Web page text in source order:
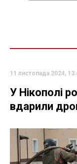
11 листопада 2024,
У Нікополі
вдарили